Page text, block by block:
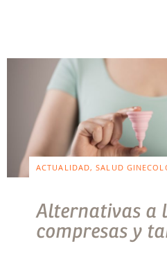
ACTUALIDAD, SALUD
Alternativas a
compresas y